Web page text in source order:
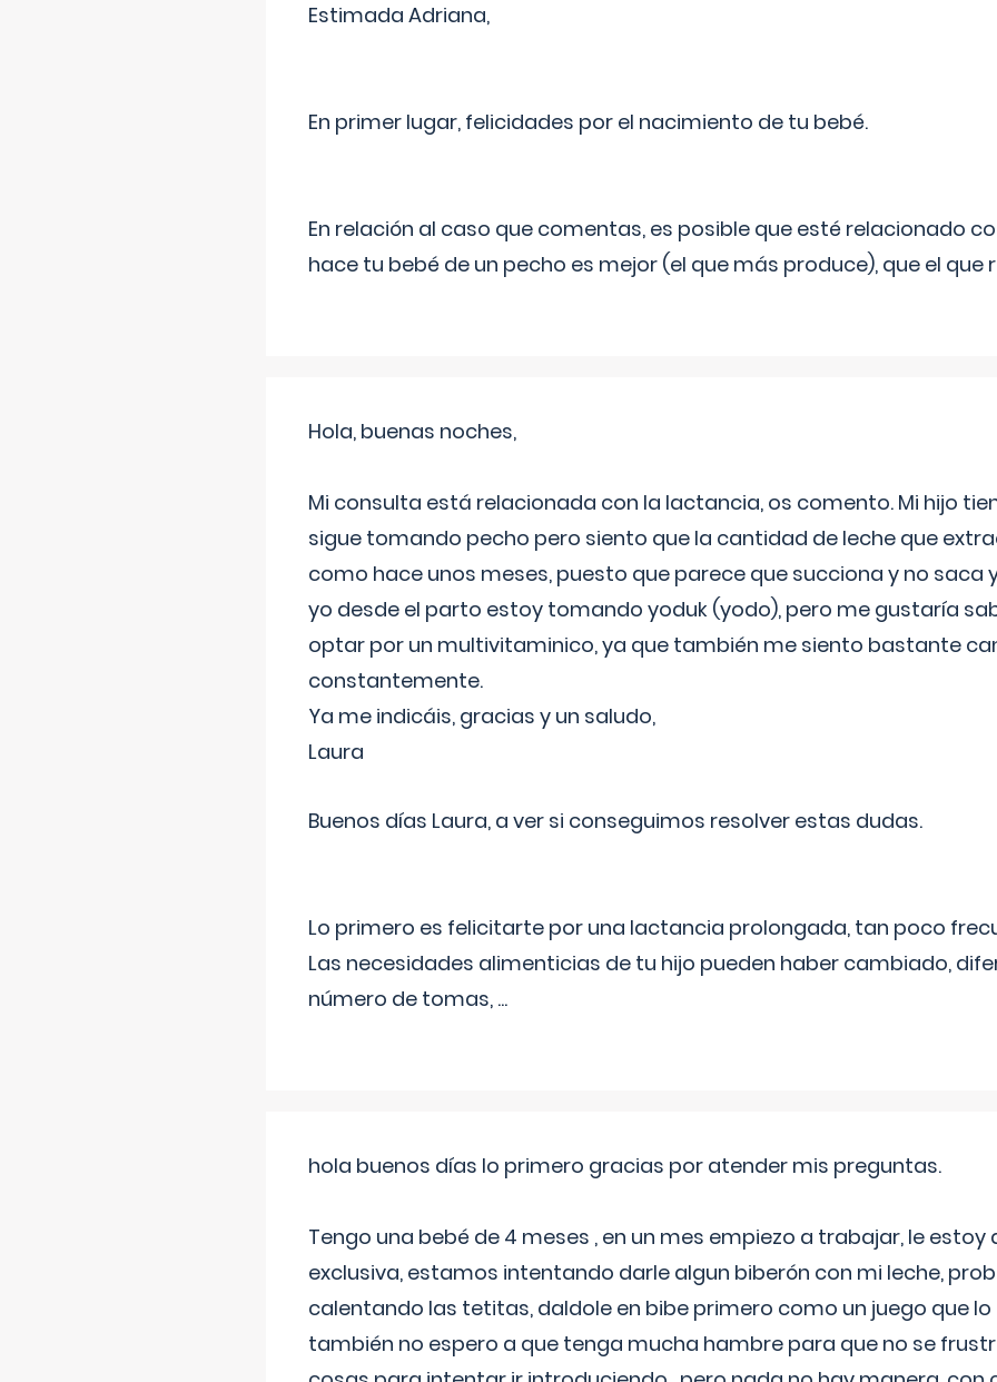
Estimada Adriana,
En primer lugar, felicidades por el nacimiento de tu bebé.
En relación al caso que comentas, es posible que esté relacionado
hace tu bebé de un pecho es mejor (el que más produce), que el que
Hola, buenas noches,
Mi consulta está relacionada con la lactancia, os comento. Mi hijo
sigue tomando pecho pero siento que la cantidad de leche que
como hace unos meses, puesto que parece que succiona y no saca
yo desde el parto estoy tomando yoduk (yodo), pero me gustaría
optar por un multivitaminico, ya que también me siento bastante
constantemente.
Ya me indicáis, gracias y un saludo,
Laura
Buenos días Laura, a ver si conseguimos resolver estas dudas.
Lo primero es felicitarte por una lactancia prolongada, tan poco
Las necesidades alimenticias de tu hijo pueden haber cambiado,
número de tomas, ...
hola buenos días lo primero gracias por atender mis preguntas.
Tengo una bebé de 4 meses , en un mes empiezo a trabajar, le
exclusiva, estamos intentando darle algun biberón con mi leche,
calentando las tetitas, daldole en bibe primero como un juego que lo
también no espero a que tenga mucha hambre para que no se